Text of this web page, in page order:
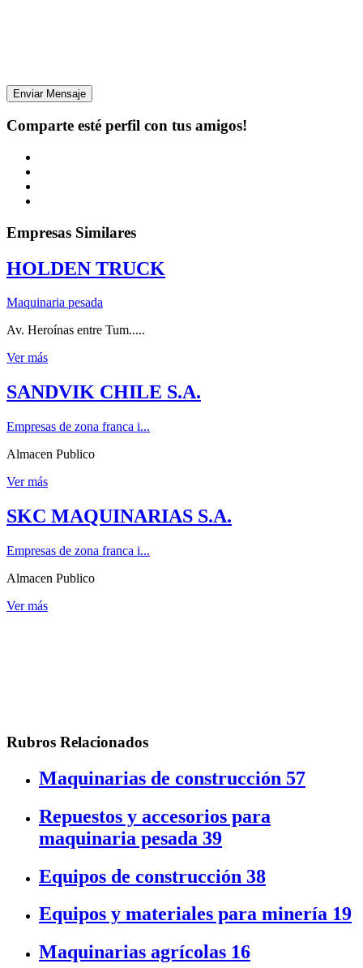
Enviar Mensaje
Comparte esté perfil con tus amigos!
Empresas Similares
HOLDEN TRUCK
Maquinaria pesada
Av. Heroínas entre Tum.....
Ver más
SANDVIK CHILE S.A.
Empresas de zona franca i...
Almacen Publico
Ver más
SKC MAQUINARIAS S.A.
Empresas de zona franca i...
Almacen Publico
Ver más
Rubros Relacionados
Maquinarias de construcción 57
Repuestos y accesorios para
maquinaria pesada 39
Equipos de construcción 38
Equipos y materiales para minería 19
Maquinarias agrícolas 16